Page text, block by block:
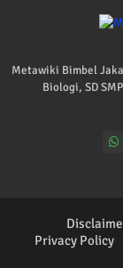
Metawiki Bimbel
Biologi, SD
Privacy Policy